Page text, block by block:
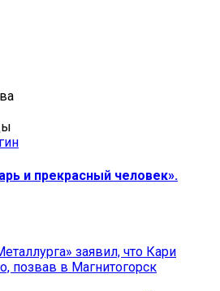
и прекрасный человек».